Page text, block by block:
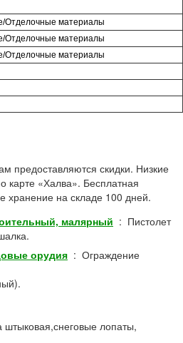
Отделочные материалы
Отделочные материалы
Отделочные материалы
предоставляются скидки. Низкие
карте «Халва». Бесплатная
хранение на складе 100 дней.
малярный : Пистолет
орудия : Ограждение
штыковая,снеговые лопаты,